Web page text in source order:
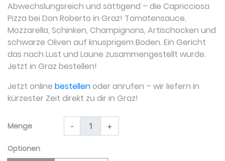
Abwechslungsreich und sättigend – die Capricciosa
Pizza bei Don Roberto in Graz! Tomatensauce,
Mozzarella, Schinken, Champignons, Artischocken und
schwarze Oliven auf knusprigem Boden. Ein Gericht
das nach Lust und Laune zusammengestellt wurde.
Jetzt in Graz bestellen!
Jetzt online bestellenoder anrufen – wir liefern in
kürzester Zeit direkt zu dir in Graz!
Menge - +
Optionen